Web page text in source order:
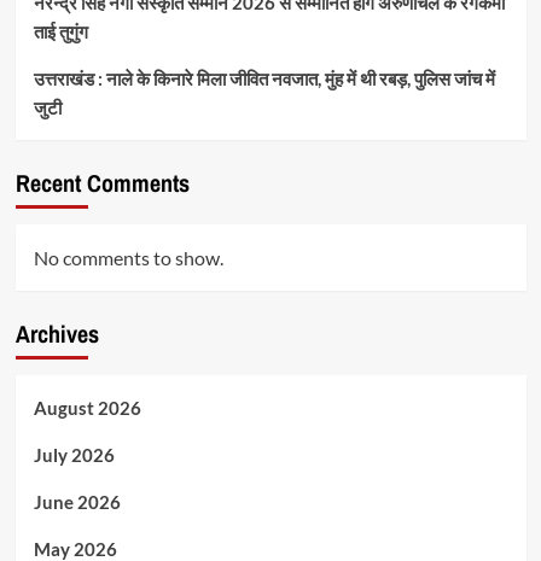
ताई तुगुंग
उत्तराखंड : नाले के किनारे मिला जीवित नवजात, मुंह में थी रबड़, पुलिस जांच में
जुटी
Recent Comments
No comments to show.
Archives
August 2026
July 2026
June 2026
May 2026